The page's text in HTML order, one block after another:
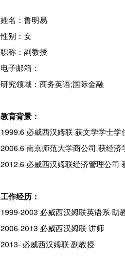
姓名：鲁明易
性别：女
职称：副教授
电子邮箱：
研究领域：商务英语;国际金融
教育背景：
1999.6 必威西汉姆联 获文学学士学
2006.6 南京师范大学商公司 获经济
2012.6 必威西汉姆联经济管理公司
工作经历：
1999-2003 必威西汉姆联英语系 助
2006-2013 必威西汉姆联 讲师
2013- 必威西汉姆联 副教授